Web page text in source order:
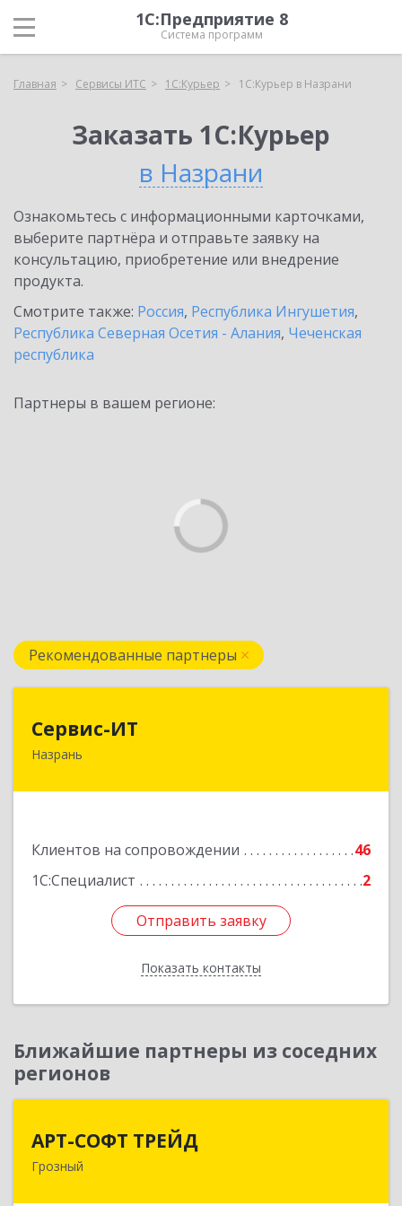
1С:Предприятие 8
Система программ
Главная Сервисы ИТС 1С:Курьер 1С:Курьер в Назрани
Заказать 1С:Курьер
в Назрани
Ознакомьтесь с информационными карточками,
выберите партнёра и отправьте заявку на
консультацию, приобретение или внедрение
продукта.
Смотрите также: Россия, Республика Ингушетия,
Республика Северная Осетия - Алания, Чеченская
республика
Партнеры в вашем регионе:
Рекомендованные партнеры
Сервис-ИТ
Назрань
Клиентов на сопровождении
46
1С:Специалист
2
Отправить заявку
Показать контакты
Подробнее
Отправить заявку
Назад
Ближайшие партнеры из соседних
регионов
АРТ-СОФТ ТРЕЙД
Грозный
364013, Чеченская Респ, Грозный г, Полярников